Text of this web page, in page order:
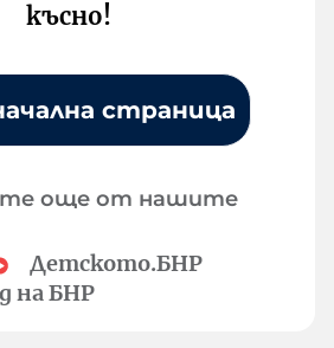
късно!
страница
още от нашите
Детското.БНР
на БНР